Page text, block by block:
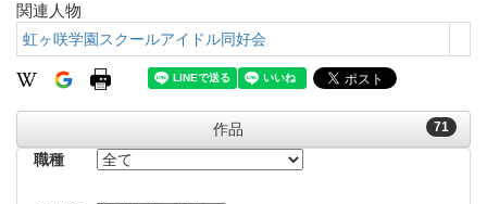
関連人物
虹ヶ咲学園スクールアイドル同好会
71
作品
職種